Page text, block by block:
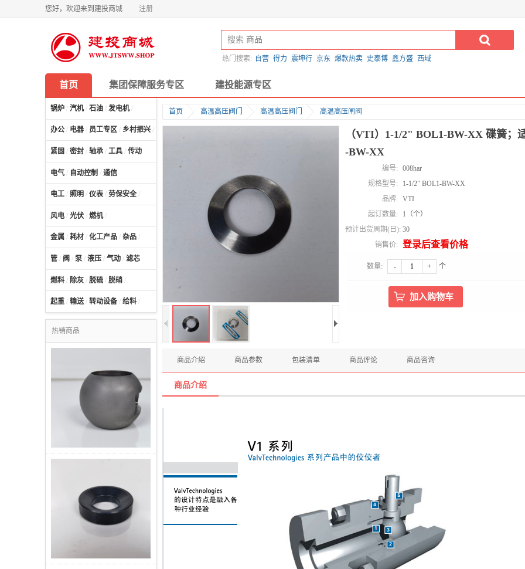
您好，欢迎来到建投商城 注册
热门搜索: 自营 得力 震坤行 京东 爆款热卖 史泰博 鑫方盛 西域
首页 集团保障服务专区 建投能源专区
锅炉 / 汽机/ 石油 / 发电机/
办公 / 电器 / 员工专区 / 乡村振兴 /
紧固 / 密封 / 轴承 / 工具 / 传动
电气 / 自动控制 / 通信
电工 / 照明 / 仪表 / 劳保安全 /
风电 / 光伏 / 燃机/
金属 / 耗材 / 化工产品 / 杂品 /
管 / 阀 / 泵 / 液压 / 气动 / 滤芯
燃料 / 除灰 / 脱硫 / 脱硝 /
起重 / 输送/ 转动设备 / 给料 /
热销商品
首页 高温高压阀门 高温高压阀门 高温高压闸阀
（VTI）1-1/2" BOL1-BW-XX 碟簧；
-BW-XX
编号:
008har
规格型号:
1-1/2" BOL1-BW-XX
品牌:
VTI
起订数量:
1（个）
预计出货周期(日): 30
销售价:
登录后查看价格
数量: - + 个
商品介绍 商品参数 包装清单 商品评论 商品咨询
商品介绍